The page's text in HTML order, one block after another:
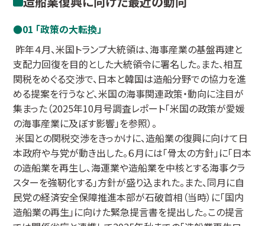
01 「政策の大転換」
昨年４月、米国トランプ大統領は、海事産業の基盤再建と
支配力回復を目的とした大統領令に署名した。また、相互
関税をめぐる交渉で、日本と韓国は造船分野での協力を進
める提案を行うなど、米国の海事関連政策・動向に注目が
集まった（2025年10月号調査レポート「米国の政策が愛媛
の海事産業に及ぼす影響」を参照）。
米国との関税交渉をきっかけに、造船業の復興に向けて日
本政府や与党が動き出した。６月には「骨太の方針」に「日本
の造船業を再生し、海運業や造船業を中核とする海事クラ
スターを強靭化する」方針が盛り込まれた。また、同月に自
民党の経済安全保障推進本部が石破首相（当時）に「国内
造船業の再生」に向けた緊急提言書を提出した。この提言